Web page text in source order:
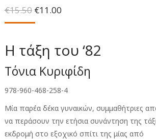
€15.50 Original
price
€15.50.
€11.00
είναι:
€11.00.
Η τάξη του ‘82
Τόνια Κυριφίδη
978-960-468-258-4
Μία παρέα δέκα γυναικών, συμμαθήτριες
να περάσουν την ετήσια συνάντηση της
εκδρομή στο εξοχικό σπίτι της μίας από